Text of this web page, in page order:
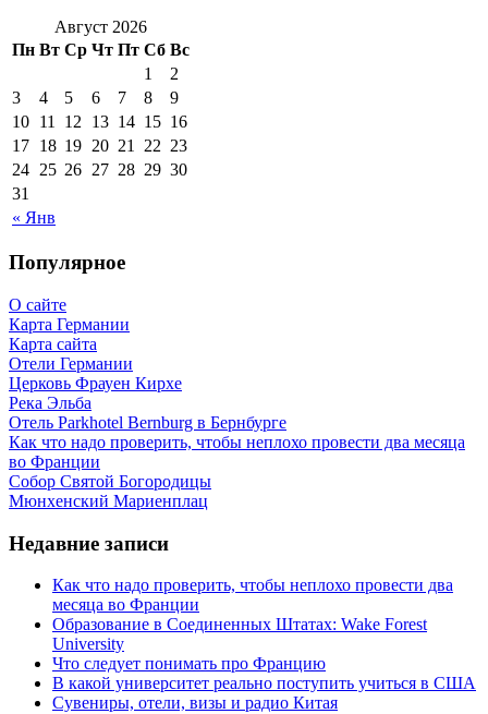
Август 2026
Пн Вт Ср Чт Пт Сб Вс
« Янв
1
2
3
4 5 6 7 8
9
10 11 12 13 14 15 16
17 18 19 20 21 22 23
24 25 26 27 28 29 30
31
Популярное
О сайте
Карта Германии
Карта сайта
Отели Германии
Церковь Фрауен Кирхе
Река Эльба
Отель Parkhotel Bernburg в Бернбурге
Как что надо проверить, чтобы неплохо провести два месяца
во Франции
Собор Святой Богородицы
Мюнхенский Мариенплац
Недавние записи
Как что надо проверить, чтобы неплохо провести два
месяца во Франции
Образование в Соединенных Штатах: Wake Forest
University
Что следует понимать про Францию
В какой университет реально поступить учиться в США
Сувениры, отели, визы и радио Китая